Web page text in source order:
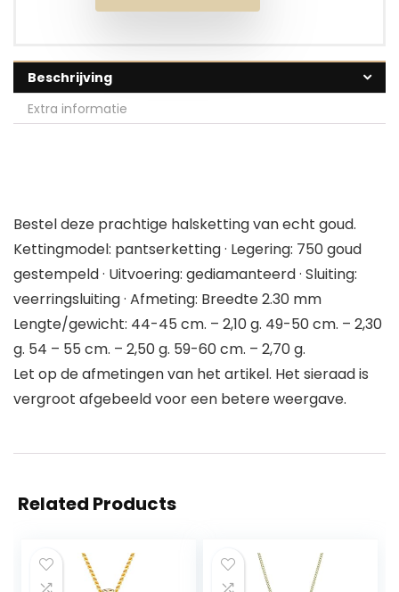
Beschrijving
Extra informatie
Bestel deze prachtige halsketting van echt goud.
Kettingmodel: pantserketting · Legering: 750 goud
gestempeld · Uitvoering: gediamanteerd · Sluiting:
veerringsluiting · Afmeting: Breedte 2.30 mm
Lengte/gewicht: 44-45 cm. – 2,10 g. 49-50 cm. – 2,30
g. 54 – 55 cm. – 2,50 g. 59-60 cm. – 2,70 g.
Let op de afmetingen van het artikel. Het sieraad is
vergroot afgebeeld voor een betere weergave.
Related Products